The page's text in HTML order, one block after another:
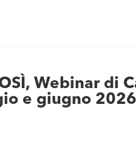
Webinar di
e giugno